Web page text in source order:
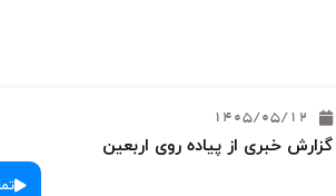
1405/05/12
گزارش خبری از پیاده روی اربعین